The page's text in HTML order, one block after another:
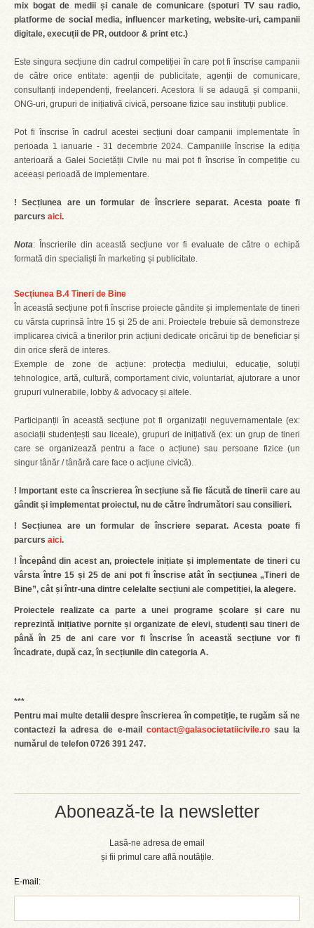
Abonează-te la newsletter
Lasă-ne adresa de email
și fii primul care află noutățile.
E-mail:
mix bogat de medii și canale de comunicare (spoturi TV sau radio,
platforme de social media, influencer marketing, website-uri, campanii
digitale, execuții de PR, outdoor & print etc.)
Este singura secțiune din cadrul competiției în care pot fi înscrise campanii
de către orice entitate: agenții de publicitate, agenții de comunicare,
consultanți independenți, freelanceri. Acestora li se adaugă și companii,
ONG-uri, grupuri de inițiativă civică, persoane fizice sau instituții publice.
Pot fi înscrise în cadrul acestei secțiuni doar campanii implementate în
perioada 1 ianuarie - 31 decembrie 2024. Campaniile înscrise la ediția
anterioară a Galei Societății Civile nu mai pot fi înscrise în competiție cu
aceeași perioadă de implementare.
! Secțiunea are un formular de înscriere separat. Acesta poate fi
parcurs aici.
Nota: Înscrierile din această secțiune vor fi evaluate de către o echipă
formată din specialiști în marketing și publicitate.
Secțiunea B.4 Tineri de Bine
În această secțiune pot fi înscrise proiecte gândite și implementate de tineri
cu vârsta cuprinsă între 15 și 25 de ani. Proiectele trebuie să demonstreze
implicarea civică a tinerilor prin acțiuni dedicate oricărui tip de beneficiar și
din orice sferă de interes.
Exemple de zone de acțiune: protecția mediului, educație, soluții
tehnologice, artă, cultură, comportament civic, voluntariat, ajutorare a unor
grupuri vulnerabile, lobby & advocacy și altele.
Participanții în această secțiune pot fi organizații neguvernamentale (ex:
asociații studențești sau liceale), grupuri de inițiativă (ex: un grup de tineri
care se organizează pentru a face o acțiune) sau persoane fizice (un
singur tânăr / tânără care face o acțiune civică).
! Important este ca înscrierea în secțiune să fie făcută de tinerii care au
gândit și implementat proiectul, nu de către îndrumători sau consilieri.
! Secțiunea are un formular de înscriere separat. Acesta poate fi
parcurs aici.
! Începând din acest an, proiectele inițiate și implementate de tineri cu
vârsta între 15 și 25 de ani pot fi înscrise atât în secțiunea „Tineri de
Bine”, cât și într-una dintre celelalte secțiuni ale competiției, la alegere.
Proiectele realizate ca parte a unei programe școlare și care nu
reprezintă inițiative pornite și organizate de elevi, studenți sau tineri de
până în 25 de ani care vor fi înscrise în această secțiune vor fi
încadrate, după caz, în secțiunile din categoria A.
***
Pentru mai multe detalii despre înscrierea în competiție, te rugăm să ne
contactezi la adresa de e-mail contact@galasocietatiicivile.rosau la
numărul de telefon 0726 391 247.